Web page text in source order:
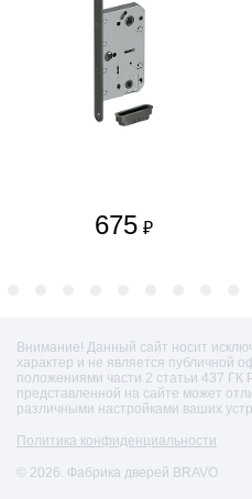
675 ₽
Внимание! Данный сайт носит
характер и не является публичной
положениями части 2 статьи 437 ГК
представленной на сайте может
различными настройками ваших
Политика конфиденциальности
© 2026. Фабрика дверей BRAVO